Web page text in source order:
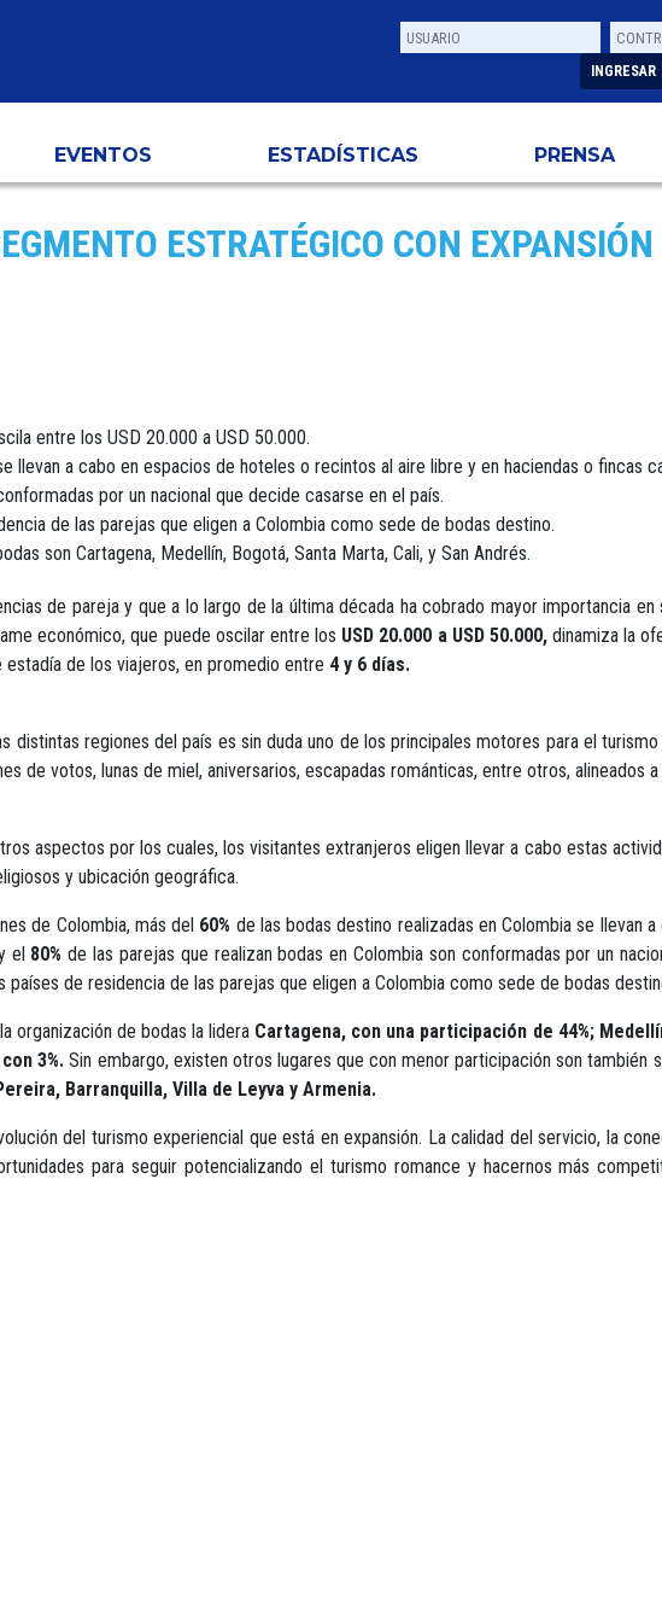
INGRESAR
EVENTOS ESTADÍSTICAS PRENSA
ESTRATÉGICO CON EXPANSIÓN
entre los USD 20.000 a USD 50.000.
llevan a cabo en espacios de hoteles o recintos al aire libre y en haciendas o fincas
por un nacional que decide casarse en el país.
de las parejas que eligen a Colombia como sede de bodas destino.
son Cartagena, Medellín, Bogotá, Santa Marta, Cali, y San Andrés.
de pareja y que a lo largo de la última década ha cobrado mayor importancia
económico, que puede oscilar entre los USD 20.000 a USD 50.000,dinamiza la
de los viajeros, en promedio entre 4 y 6 días.
regiones del país es sin duda uno de los principales motores para el
de votos, lunas de miel, aniversarios, escapadas románticas, entre otros, alineados
aspectos por los cuales, los visitantes extranjeros eligen llevar a cabo estas
y ubicación geográfica.
de Colombia, más del 60% de las bodas destino realizadas en Colombia se llevan
el 80% de las parejas que realizan bodas en Colombia son conformadas por un
países de residencia de las parejas que eligen a Colombia como sede de bodas
organización de bodas la lidera Cartagena, con una participación de 44%;
3%. Sin embargo, existen otros lugares que con menor participación son también
Barranquilla, Villa de Leyva y Armenia.
del turismo experiencial que está en expansión. La calidad del servicio, la
para seguir potencializando el turismo romance y hacernos más